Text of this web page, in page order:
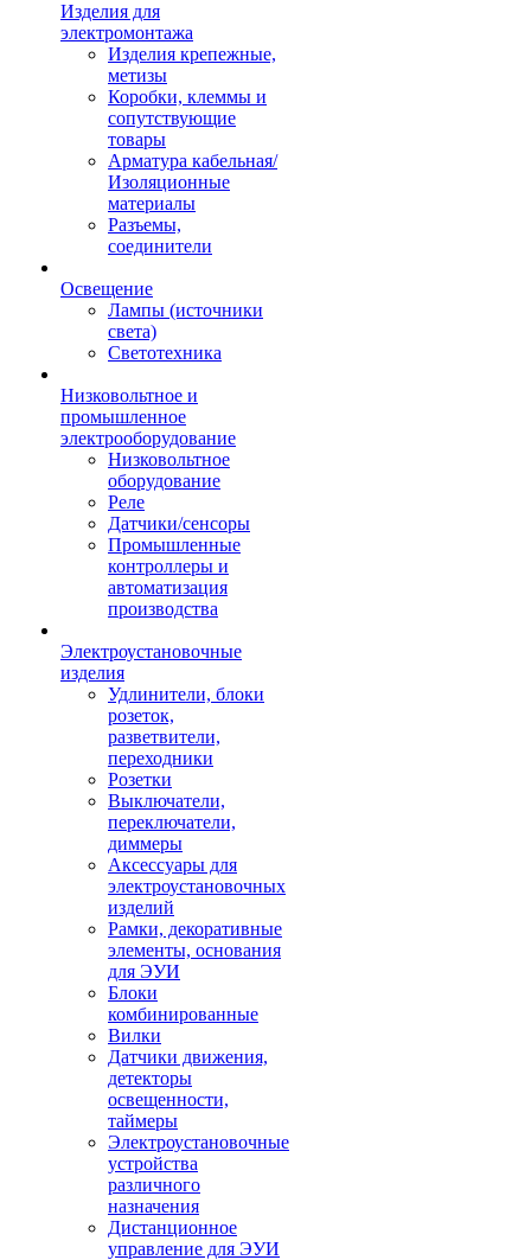
Изделия для
электромонтажа
Изделия крепежные,
метизы
Коробки, клеммы и
сопутствующие
товары
Арматура кабельная/
Изоляционные
материалы
Разъемы,
соединители
Освещение
Лампы (источники
света)
Светотехника
Низковольтное и
промышленное
электрооборудование
Низковольтное
оборудование
Реле
Датчики/сенсоры
Промышленные
контроллеры и
автоматизация
производства
Электроустановочные
изделия
Удлинители, блоки
розеток,
разветвители,
переходники
Розетки
Выключатели,
переключатели,
диммеры
Аксессуары для
электроустановочных
изделий
Рамки, декоративные
элементы, основания
для ЭУИ
Блоки
комбинированные
Вилки
Датчики движения,
детекторы
освещенности,
таймеры
Электроустановочные
устройства
различного
назначения
Дистанционное
управление для ЭУИ